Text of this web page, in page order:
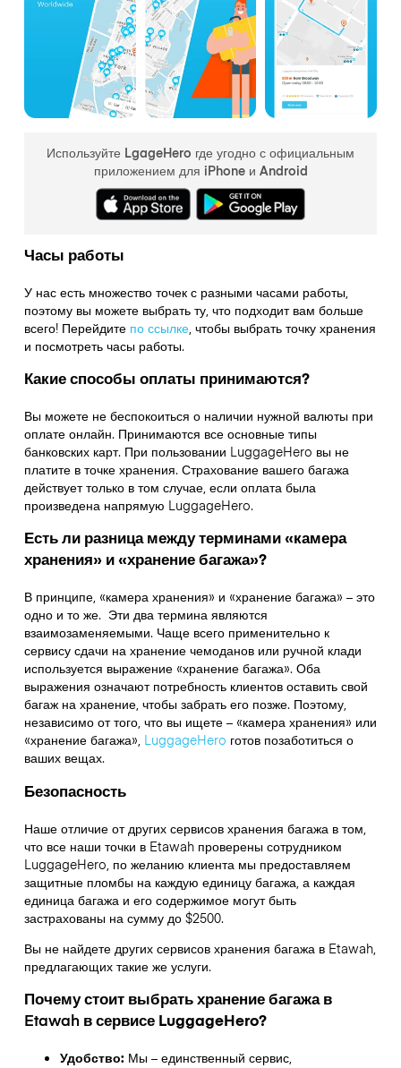
Используйте LgageHero где угодно с официальным
приложением для iPhone и Android
Часы работы
У нас есть множество точек с разными часами работы,
поэтому вы можете выбрать ту, что подходит вам больше
всего! Перейдите по ссылке, чтобы выбрать точку хранения
и посмотреть часы работы.
Какие способы оплаты принимаются?
Вы можете не беспокоиться о наличии нужной валюты при
оплате онлайн. Принимаются все основные типы
банковских карт. При пользовании LuggageHero вы не
платите в точке хранения. Страхование вашего багажа
действует только в том случае, если оплата была
произведена напрямую LuggageHero.
Есть ли разница между терминами «камера
хранения» и «хранение багажа»?
В принципе, «камера хранения» и «хранение багажа» – это
одно и то же. Эти два термина являются
взаимозаменяемыми. Чаще всего применительно к
сервису сдачи на хранение чемоданов или ручной клади
используется выражение «хранение багажа». Оба
выражения означают потребность клиентов оставить свой
багаж на хранение, чтобы забрать его позже. Поэтому,
независимо от того, что вы ищете – «камера хранения» или
«хранение багажа»,LuggageHero готов позаботиться о
ваших вещах.
Безопасность
Наше отличие от других сервисов хранения багажа в том,
чтовсе наши точки в Etawahпроверены сотрудником
LuggageHero, по желанию клиента мы предоставляем
защитные пломбы на каждую единицу багажа, а каждая
единица багажа и его содержимое могут быть
застрахованы на сумму до $2500.
Вы не найдете других сервисов хранения багажа в Etawah,
предлагающих такие же услуги.
Почему стоит выбрать хранение багажа в
Etawahв сервисе LuggageHero?
Удобство: Мы – единственный сервис,